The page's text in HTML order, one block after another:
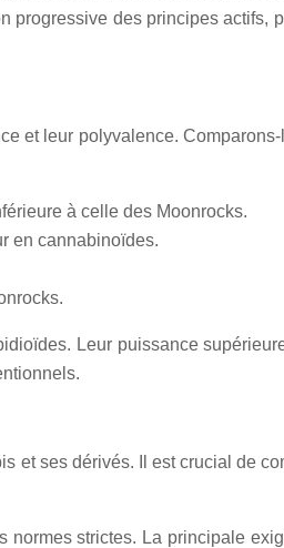
progressive des principes actifs,
et leur polyvalence.
à celle des Moonrocks.
en cannabinoïdes.
Leur puissance
et ses dérivés. Il est crucial de
strictes. La principale